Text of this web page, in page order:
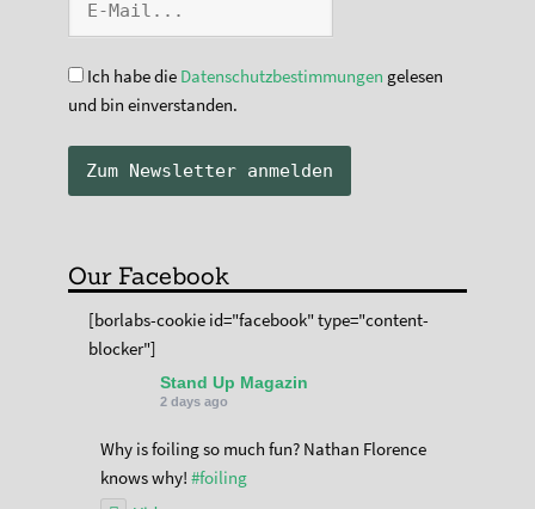
Ich habe die Datenschutzbestimmungen gelesen
und bin einverstanden.
Our Facebook
[borlabs-cookie id="facebook" type="content-
blocker"]
Stand Up Magazin
2 days ago
Why is foiling so much fun? Nathan Florence
knows why! #foiling